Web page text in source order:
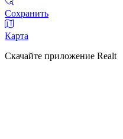
Сохранить
Карта
Скачайте приложение Realt